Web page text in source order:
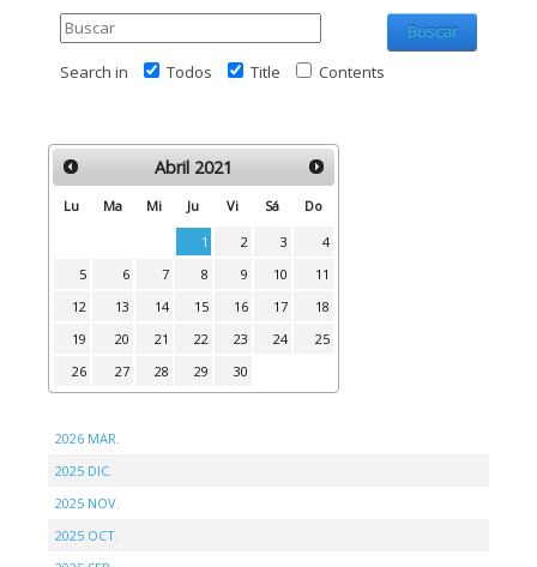
Buscar
Search in
Todos Title Contents
Abril 2021
Lu Ma Mi Ju Vi Sá Do
1 2 3
4
5
6 7 8 9 10
11
12
13 14 15 16 17
18
19
20 21 22 23 24
25
26
27 28 29 30
2026 MAR.
2025 DIC.
2025 NOV.
2025 OCT.